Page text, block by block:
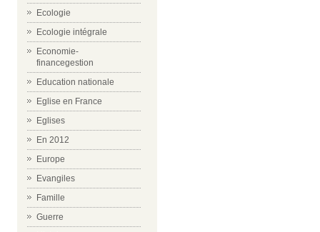
Ecologie
Ecologie intégrale
Economie-
financegestion
Education nationale
Eglise en France
Eglises
En 2012
Europe
Evangiles
Famille
Guerre